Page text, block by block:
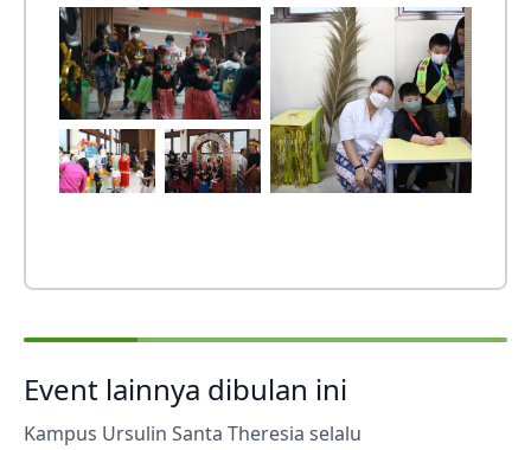
Event lainnya dibulan ini
Kampus Ursulin Santa Theresia selalu